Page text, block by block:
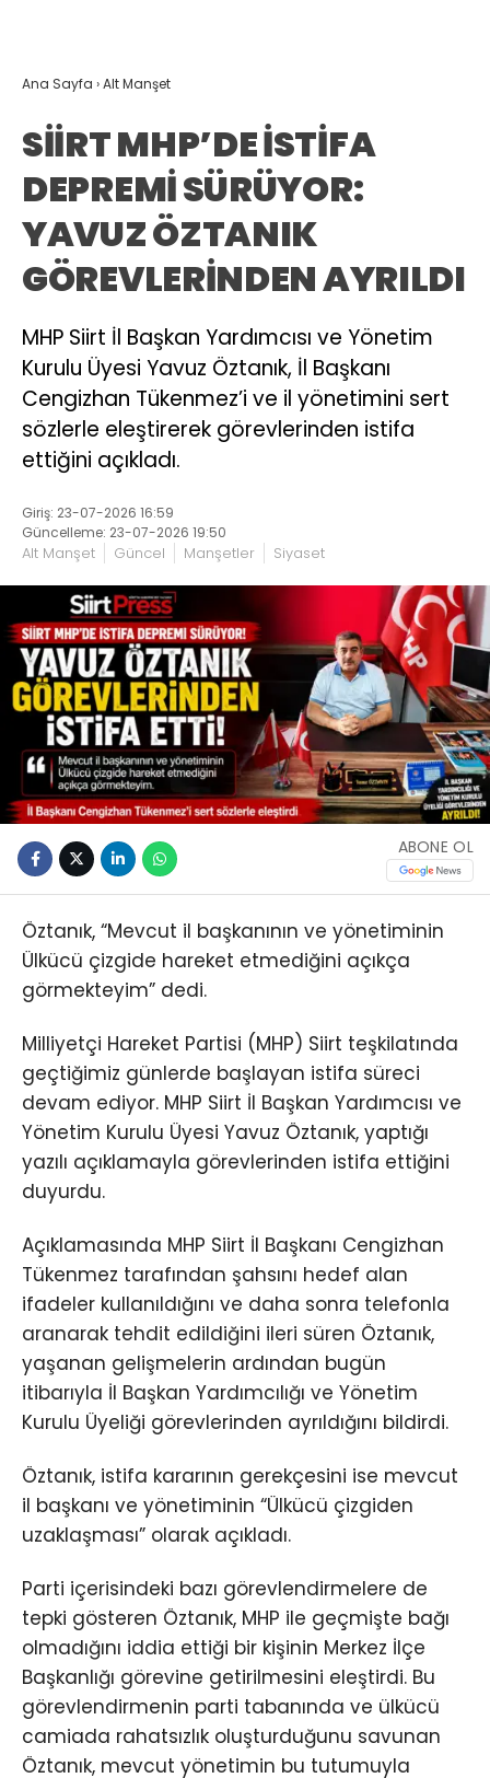
Ana Sayfa ›Alt Manşet
SİİRT MHP’DE İSTİFA
DEPREMİ SÜRÜYOR:
YAVUZ ÖZTANIK
GÖREVLERİNDEN AYRILDI
MHP Siirt İl Başkan Yardımcısı ve Yönetim
Kurulu Üyesi Yavuz Öztanık, İl Başkanı
Cengizhan Tükenmez’i ve il yönetimini sert
sözlerle eleştirerek görevlerinden istifa
ettiğini açıkladı.
Giriş: 23-07-2026 16:59
Güncelleme: 23-07-2026 19:50
Alt Manşet Güncel Manşetler Siyaset
ABONE OL
Öztanık, “Mevcut il başkanının ve yönetiminin
Ülkücü çizgide hareket etmediğini açıkça
görmekteyim” dedi.
Milliyetçi Hareket Partisi (MHP) Siirt teşkilatında
geçtiğimiz günlerde başlayan istifa süreci
devam ediyor. MHP Siirt İl Başkan Yardımcısı ve
Yönetim Kurulu Üyesi Yavuz Öztanık, yaptığı
yazılı açıklamayla görevlerinden istifa ettiğini
duyurdu.
Açıklamasında MHP Siirt İl Başkanı Cengizhan
Tükenmez tarafından şahsını hedef alan
ifadeler kullanıldığını ve daha sonra telefonla
aranarak tehdit edildiğini ileri süren Öztanık,
yaşanan gelişmelerin ardından bugün
itibarıyla İl Başkan Yardımcılığı ve Yönetim
Kurulu Üyeliği görevlerinden ayrıldığını bildirdi.
Öztanık, istifa kararının gerekçesini ise mevcut
il başkanı ve yönetiminin “Ülkücü çizgiden
uzaklaşması” olarak açıkladı.
Parti içerisindeki bazı görevlendirmelere de
tepki gösteren Öztanık, MHP ile geçmişte bağı
olmadığını iddia ettiği bir kişinin Merkez İlçe
Başkanlığı görevine getirilmesini eleştirdi. Bu
görevlendirmenin parti tabanında ve ülkücü
camiada rahatsızlık oluşturduğunu savunan
Öztanık, mevcut yönetimin bu tutumuyla